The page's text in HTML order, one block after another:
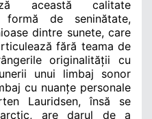
această calitate
de seninătate,
dintre sunete, care
fără teama de
originalității cu
unui limbaj sonor
cu nuanțe personale
Lauridsen, însă se
are darul de a